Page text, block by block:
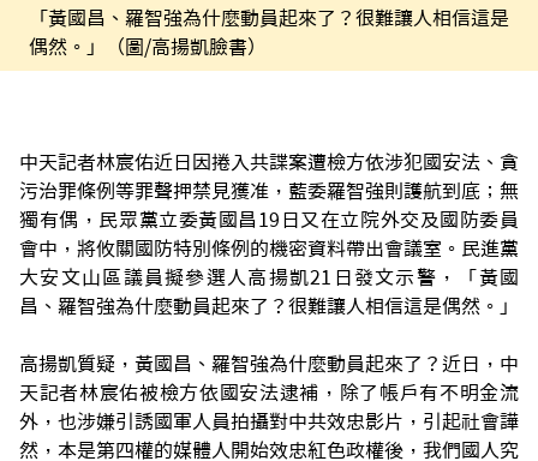
「黃國昌、羅智強為什麼動員起來了？很難讓人相信這是
偶然。」（圖/高揚凱臉書）
中天記者林宸佑近日因捲入共諜案遭檢方依涉犯國安法、貪
污治罪條例等罪聲押禁見獲准，藍委羅智強則護航到底；無
獨有偶，民眾黨立委黃國昌19日又在立院外交及國防委員
會中，將攸關國防特別條例的機密資料帶出會議室。民進黨
大安文山區議員擬參選人高揚凱21日發文示警，「黃國
昌、羅智強為什麼動員起來了？很難讓人相信這是偶然。」
高揚凱質疑，黃國昌、羅智強為什麼動員起來了？近日，中
天記者林宸佑被檢方依國安法逮補，除了帳戶有不明金流
外，也涉嫌引誘國軍人員拍攝對中共效忠影片，引起社會譁
然，本是第四權的媒體人開始效忠紅色政權後，我們國人究